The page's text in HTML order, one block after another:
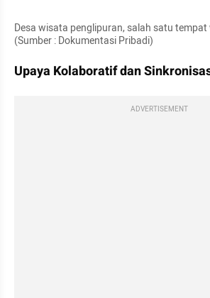
Desa wisata penglipuran, salah satu
(Sumber : Dokumentasi Pribadi)
Upaya Kolaboratif dan
ADVERTISEMENT